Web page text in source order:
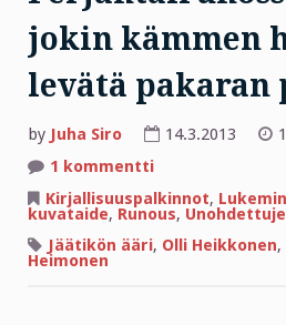
jokin kämmen
levätä pakaran
by Juha Siro 14.3.2013
1 kommenttiartikkeliin
aina
jokin
kämmen
haluaa
levätä
Kirjallisuuspalkinnot,
kuvataide, Runous,
Jäätikön ääri, Olli Heikkonen,
Heimonen